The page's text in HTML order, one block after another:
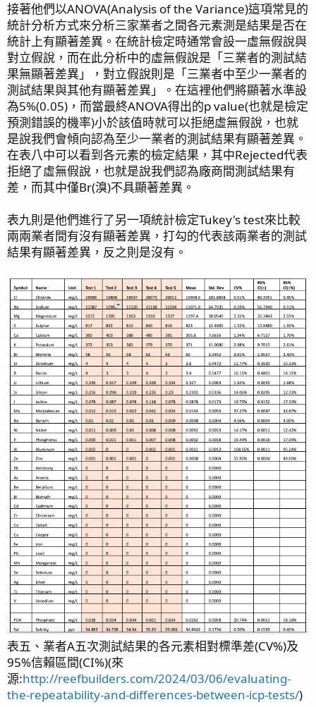
接著他們以ANOVA(Analysis of the Variance)這項常見的
統計分析方式來分析三家業者之間各元素測是結果是否在
統計上有顯著差異。在統計檢定時通常會設一虛無假說與
對立假說，而在此分析中的虛無假說是「三業者的測試結
果無顯著差異」，對立假說則是「三業者中至少一業者的
測試結果與其他有顯著差異」。在這裡他們將顯著水準設
為5%(0.05)，而當最終ANOVA得出的p value(也就是檢定
預測錯誤的機率)小於該值時就可以拒絕虛無假說，也就
是說我們會傾向認為至少一業者的測試結果有顯著差異。
在表八中可以看到各元素的檢定結果，其中Rejected代表
拒絕了虛無假說，也就是說我們認為廠商間測試結果有
差，而其中僅Br(溴)不具顯著差異。
表九則是他們進行了另一項統計檢定Tukey's test來比較
兩兩業者間有沒有顯著差異，打勾的代表該兩業者的測試
結果有顯著差異，反之則是沒有。
表五、業者A五次測試結果的各元素相對標準差(CV%)及
95%信賴區間(CI%)(來
源:http://reefbuilders.com/2024/03/06/evaluating-
the-repeatability-and-differences-between-icp-tests/)